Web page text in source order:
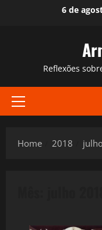
6 de
Reflexões
Primary
Home 2018